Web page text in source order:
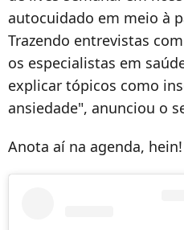
autocuidado em meio à
Trazendo entrevistas
os especialistas em
explicar tópicos como
ansiedade", anunciou o
Anota aí na agenda, hein!